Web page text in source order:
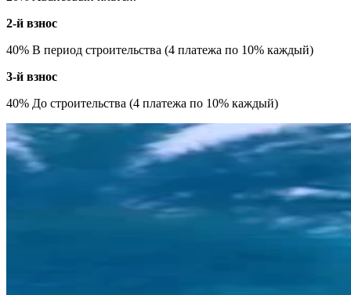
2-й взнос
40% В период строительства (4 платежа по 10% каждый)
3-й взнос
40% До строительства (4 платежа по 10% каждый)